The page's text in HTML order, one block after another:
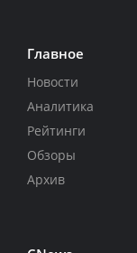
Главное
Новости
Аналитика
Рейтинги
Обзоры
Архив